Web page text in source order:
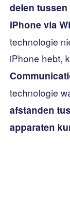
delen tussen
iPhone via
technologie
iPhone hebt,
technologie
afstanden
apparaten